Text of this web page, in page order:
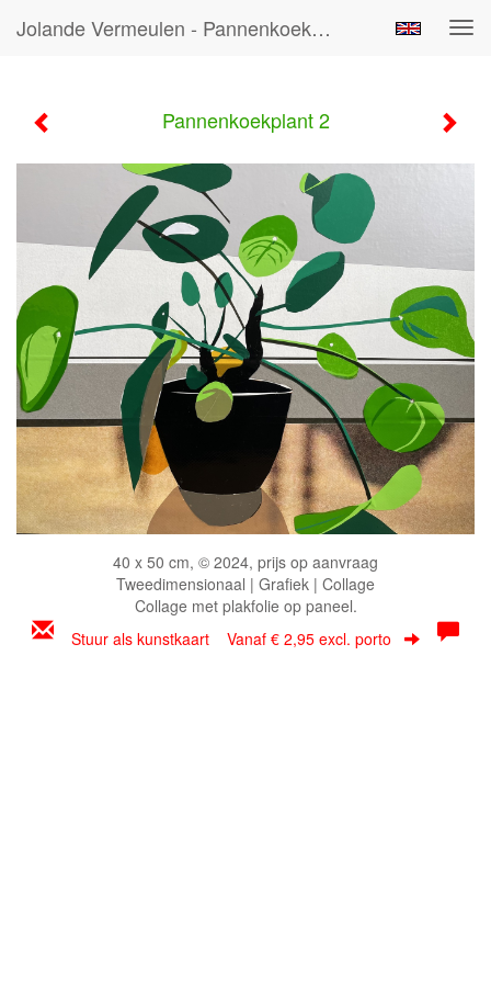
Jolande Vermeulen - Pannenkoekplant 2
Pannenkoekplant 2
40 x 50 cm, © 2024, prijs op aanvraag
Tweedimensionaal | Grafiek | Collage
Collage met plakfolie op paneel.
Stuur als kunstkaart Vanaf € 2,95 excl. porto